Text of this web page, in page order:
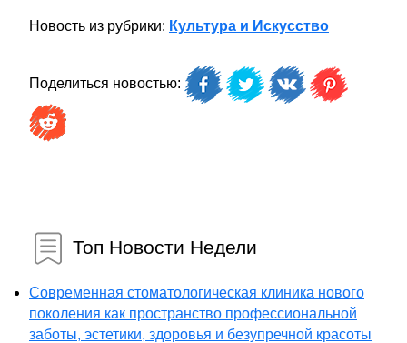
Новость из рубрики: Культура и Искусство
Поделиться новостью:
Топ Новости Недели
Современная стоматологическая клиника нового
поколения как пространство профессиональной
заботы, эстетики, здоровья и безупречной красоты